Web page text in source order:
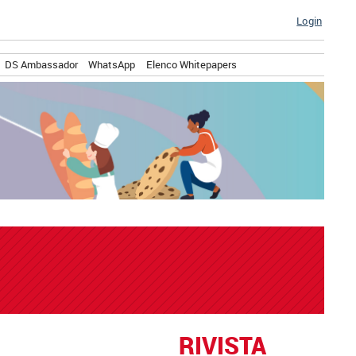
Login
DS Ambassador WhatsApp Elenco Whitepapers
RIVISTA